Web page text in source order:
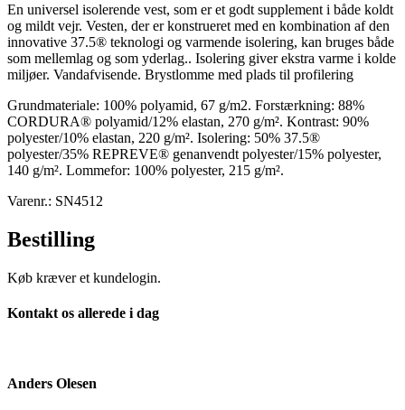
En universel isolerende vest, som er et godt supplement i både koldt
og mildt vejr. Vesten, der er konstrueret med en kombination af den
innovative 37.5® teknologi og varmende isolering, kan bruges både
som mellemlag og som yderlag.. Isolering giver ekstra varme i kolde
miljøer. Vandafvisende. Brystlomme med plads til profilering
Grundmateriale: 100% polyamid, 67 g/m2. Forstærkning: 88%
CORDURA® polyamid/12% elastan, 270 g/m². Kontrast: 90%
polyester/10% elastan, 220 g/m². Isolering: 50% 37.5®
polyester/35% REPREVE® genanvendt polyester/15% polyester,
140 g/m². Lommefor: 100% polyester, 215 g/m².
Varenr.: SN4512
Bestilling
Køb kræver et kundelogin.
Kontakt os allerede i dag
Anders Olesen